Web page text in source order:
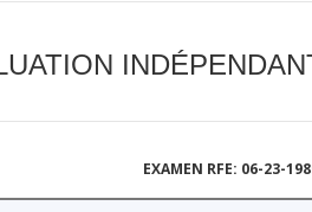
EXAMEN RFE: 06-23-